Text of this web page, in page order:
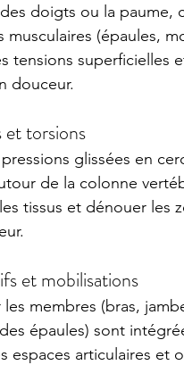
doigts ou la paume,
(épaules,
tensions superficielles
douceur.
et torsions
glissées en
de la colonne
tissus et dénouer les
et mobilisations
membres (bras,
épaules) sont
espaces articulaires et